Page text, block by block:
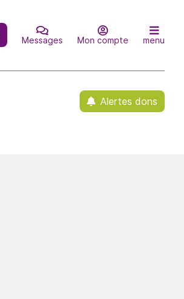
Messages Mon compte menu
Alertes dons